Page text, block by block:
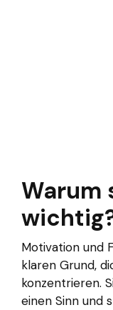
Warum
Motivation und
klaren Grund,
konzentrieren.
einen Sinn und